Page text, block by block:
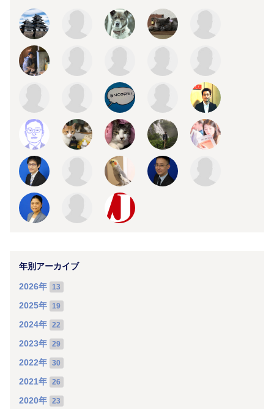
年別アーカイブ
2026年 13
2025年 19
2024年 22
2023年 29
2022年 30
2021年 26
2020年 23